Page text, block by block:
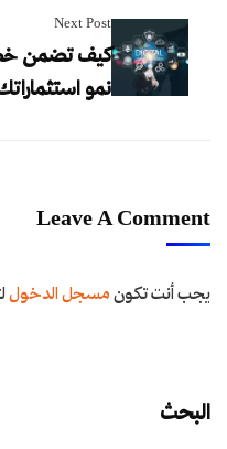
Next Post
كيف تضمن خطط
نمو
Leave A Comment
يجب أنت تكونمسجل الدخول
البحث